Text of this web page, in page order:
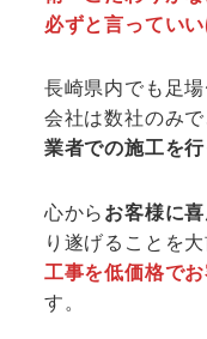
必ずと言ってい
長崎県内でも足
会社は数社のみで
業者での施工を
心からお客様に
り遂げることを大
工事を低価格で
す。